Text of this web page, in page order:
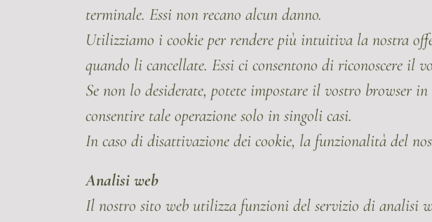
terminale. Essi non recano alcun danno.
Utilizziamo i cookie per rendere più intuitiva la nostra
quando li cancellate. Essi ci consentono di riconoscere il
Se non lo desiderate, potete impostare il vostro browser
consentire tale operazione solo in singoli casi.
In caso di disattivazione dei cookie, la funzionalità del
Analisi web
Il nostro sito web utilizza funzioni del servizio di analisi